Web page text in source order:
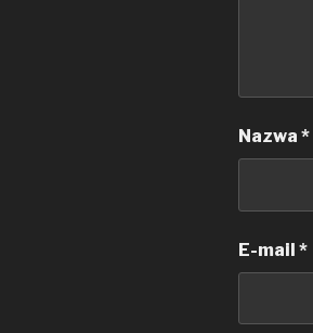
Nazwa *
E-mail *